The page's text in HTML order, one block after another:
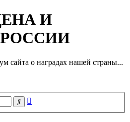
И
сайта о наградах нашей страны...
Поиск